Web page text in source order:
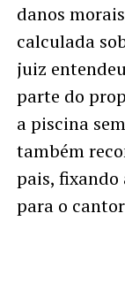
danos
calculada
juiz
parte do
a piscina
também
pais, fixando
para o